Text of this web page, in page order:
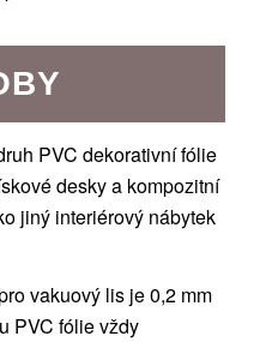
PVC dekorativní fólie
desky a kompozitní
jiný interiérový nábytek
vakuový lis je 0,2 mm
PVC fólie vždy